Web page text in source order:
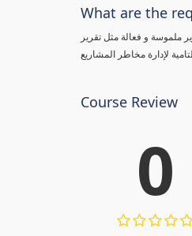
What are the
ملموسة و فعالة مثل تقرير
Course Review
0